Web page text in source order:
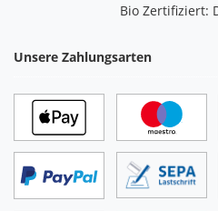
Bio Zertifiziert:
Unsere Zahlungsarten